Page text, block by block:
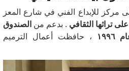
للإبداع الفني في شارع المعز
تراثها الثقافي . بدعم منالصندوق
، حافظت أعمال الترميم